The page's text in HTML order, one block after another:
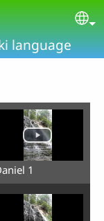
language
1